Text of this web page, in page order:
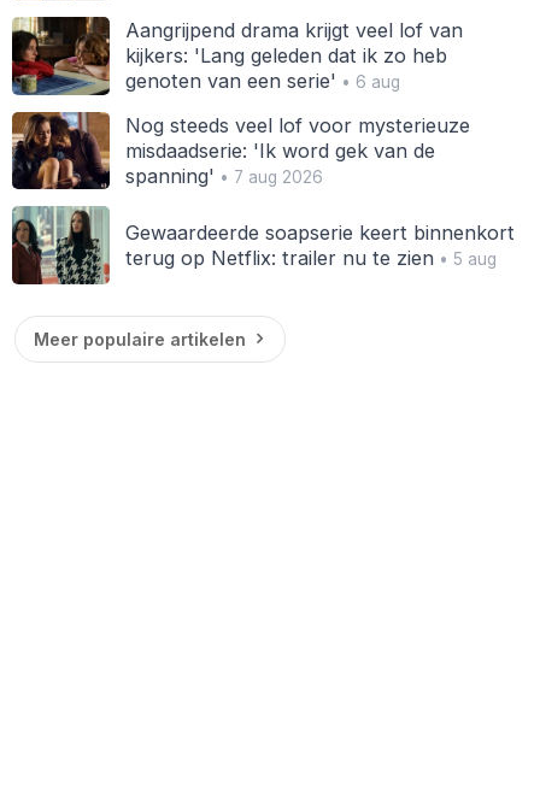
Aangrijpend drama krijgt veel lof van
kijkers: 'Lang geleden dat ik zo heb
genoten van een serie' • 6 aug
Nog steeds veel lof voor mysterieuze
misdaadserie: 'Ik word gek van de
spanning' • 7 aug 2026
Gewaardeerde soapserie keert binnenkort
terug op Netflix: trailer nu te zien• 5 aug
Meer populaire artikelen